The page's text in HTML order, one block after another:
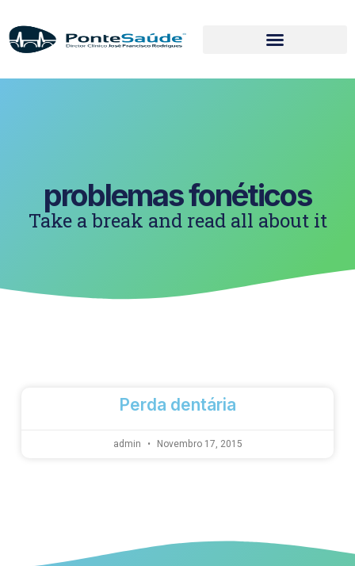
problemas fonéticos
Take a break and read all about it
Perda dentária
admin Novembro 17, 2015